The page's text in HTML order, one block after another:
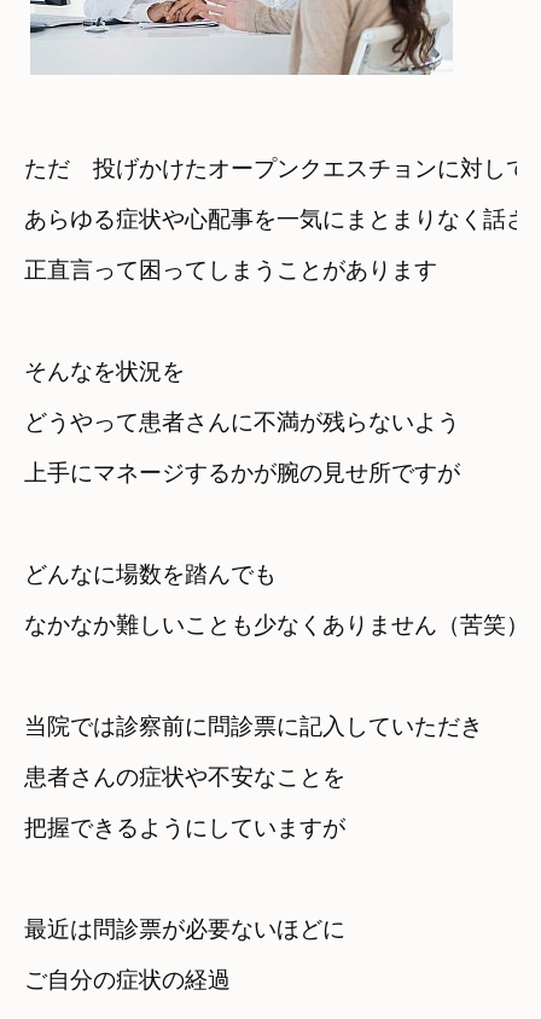
ただ　投げかけたオープンクエスチョンに対して
あらゆる症状や心配事を一気にまとまりなく話
正直言って困ってしまうことがあります
そんなを状況を
どうやって患者さんに不満が残らないよう
どんなに場数を踏んでも
なかなか難しいことも少なくありません（苦笑）
当院では診察前に問診票に記入していただき
患者さんの症状や不安なことを
把握できるようにしていますが
最近は問診票が必要ないほどに
ご自分の症状の経過